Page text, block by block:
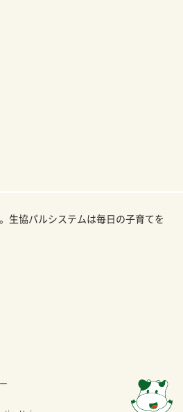
生協パルシステムは毎日の子育てを